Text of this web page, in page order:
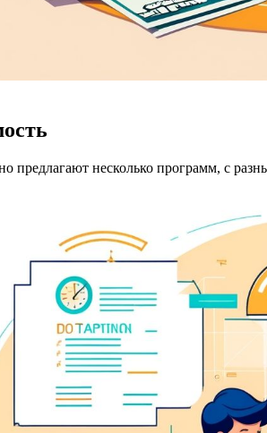
предлагают несколько программ, с